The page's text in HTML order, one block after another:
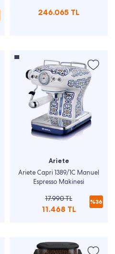
246.065 TL
Ariete
Ariete Capri 1389/1C Manuel
Espresso Makinesi
17.990 TL
11.468 TL
%36